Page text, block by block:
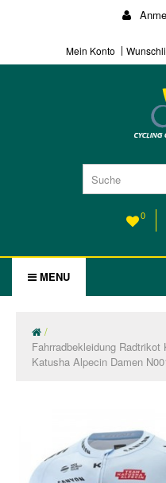
Mein Konto
0
MENU
Fahrradbekleidung
Katusha Alpecin Damen